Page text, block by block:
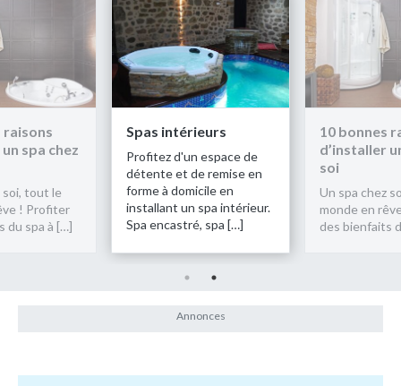
intérieurs
d'un espace de
et de remise en
à domicile en
un spa intérieur.
encastré, spa […]
10 bonnes raisons
d’installer un spa chez
soi
Un spa chez soi, tout le
monde en rêve ! Profiter
des bienfaits du spa à […]